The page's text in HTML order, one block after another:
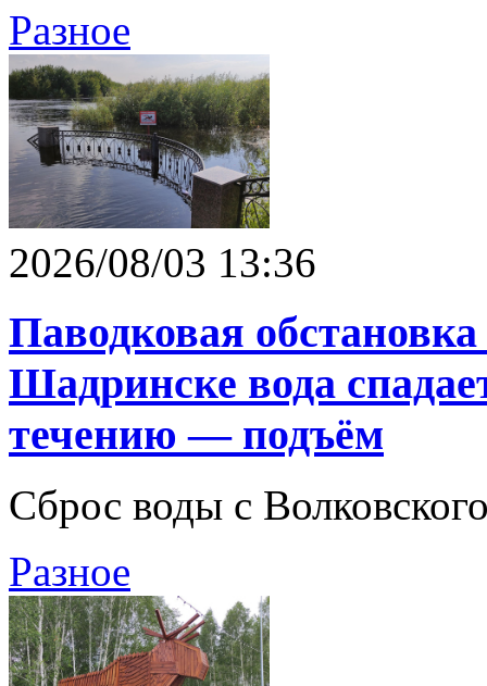
Разное
2026/08/03 13:36
Паводковая
Шадринске вода
течению — подъём
Сброс воды с
Разное